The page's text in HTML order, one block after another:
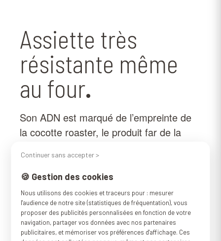
Assiette très
résistante même
au four.
Son ADN est marqué de l’empreinte de
la cocotte roaster, le produit far de la
des mêmes matériaux cette assiette
plate en métal émaillé peut bien sûr
passer au four. Très utile quand on
souhaite réchauffer une portion en
évitant le micro onde. Avec son
revêtement double épaisseur cette
Continuer sans accepter >
🍪 Gestion des cookies
Nous utilisons des cookies et traceurs pour : mesurer
l'audience de notre site (statistiques de fréquentation), vous
proposer des publicités personnalisées en fonction de votre
navigation, partager vos données avec nos partenaires
publicitaires, et mémoriser vos préférences d'affichage. Ces